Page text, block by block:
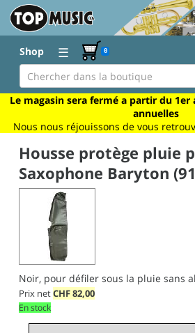
Shop ☰ 0
Le magasin sera fermé a partir du 1er
annuelles
Nous nous réjouissons de vous
Housse protège pluie
Saxophone Baryton
Noir, pour défiler sous la pluie sans
Prix netCHF82,00
En stock